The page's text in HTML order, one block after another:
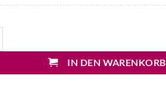
IN DEN WARENKORB